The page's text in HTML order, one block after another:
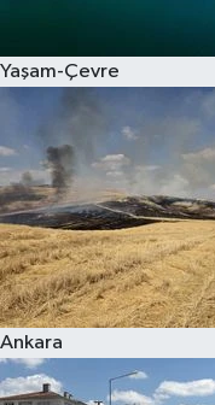
Yaşam-Çevre
Ankara
Kim kimdir?
Kültür Sanat
Sağlık
Siyaset
Teknoloji